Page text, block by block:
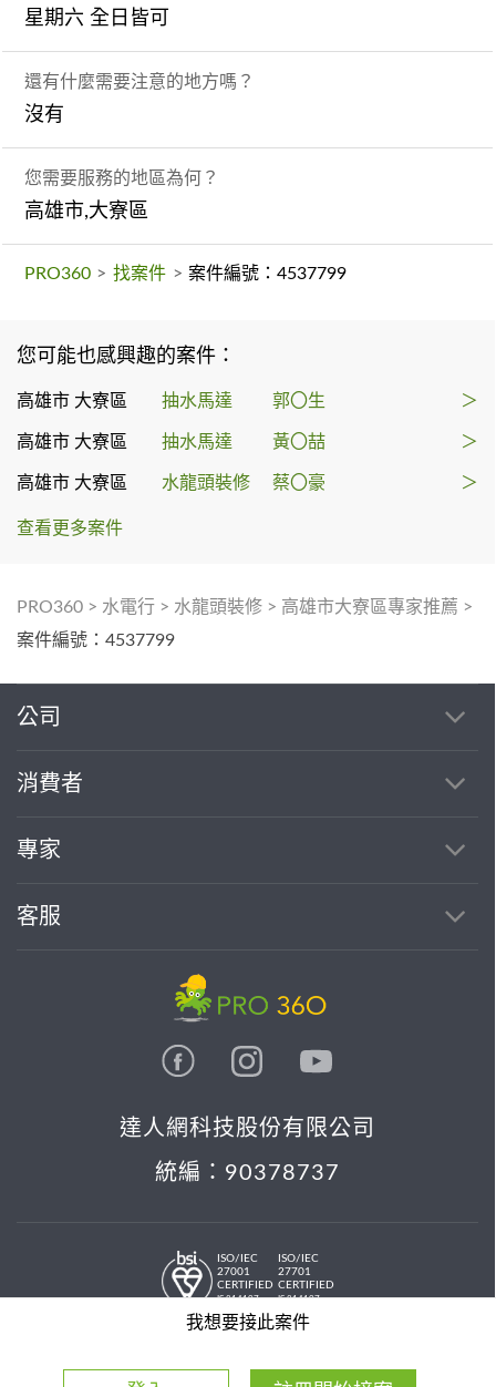
星期六 全日皆可
還有什麼需要注意的地方嗎？
沒有
您需要服務的地區為何？
高雄市,大寮區
PRO360 > 找案件 > 案件編號：4537799
您可能也感興趣的案件：
高雄市 大寮區 抽水馬達 郭〇生 ＞
高雄市 大寮區 抽水馬達 黃〇喆 ＞
高雄市 大寮區 水龍頭裝修 蔡〇豪 ＞
查看更多案件
PRO360 > 水電行 > 水龍頭裝修 > 高雄市大寮區專家推薦 >
案件編號：4537799
我想要接此案件
公司
消費者
專家
客服
達人網科技股份有限公司
統編：90378737
ISO/IEC
27001
CERTIFIED
IS 814197
ISO/IEC
27701
CERTIFIED
IS 814197
© 2026 PRO36O. All rights reserved.